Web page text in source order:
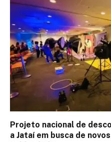
Projeto nacional de
a Jataí em busca de